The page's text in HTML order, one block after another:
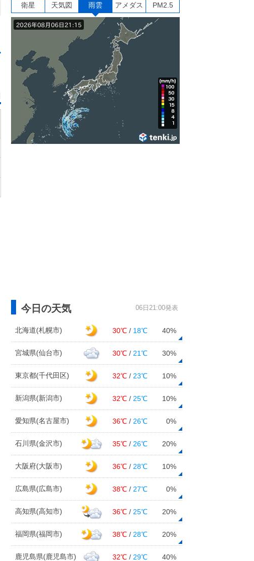
衛星 天気図 雨雲 アメダス PM2.5
今日の天気 06日21:00発表
北海道(札幌市) 30℃ / 18℃ 40%
宮城県(仙台市) 30℃ / 21℃ 30%
東京都(千代田区) 32℃ / 23℃ 10%
新潟県(新潟市) 32℃ / 25℃ 10%
愛知県(名古屋市) 36℃ / 26℃ 0%
石川県(金沢市) 35℃ / 26℃ 20%
大阪府(大阪市) 36℃ / 28℃ 10%
広島県(広島市) 38℃ / 27℃ 0%
高知県(高知市) 36℃ / 25℃ 20%
福岡県(福岡市) 38℃ / 28℃ 20%
鹿児島県(鹿児島市) 32℃ / 29℃ 40%